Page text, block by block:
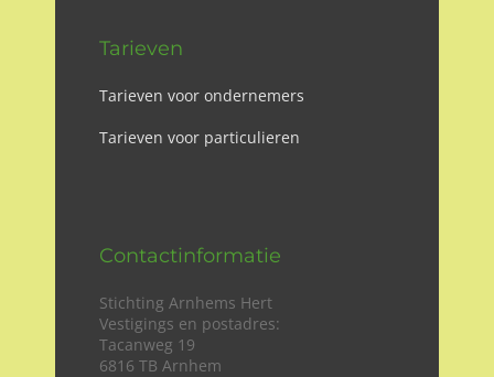
Tarieven
Tarieven voor ondernemers
Tarieven voor particulieren
Contactinformatie
Stichting Arnhems Hert
Vestigings en postadres:
Tacanweg 19
6816 TB Arnhem